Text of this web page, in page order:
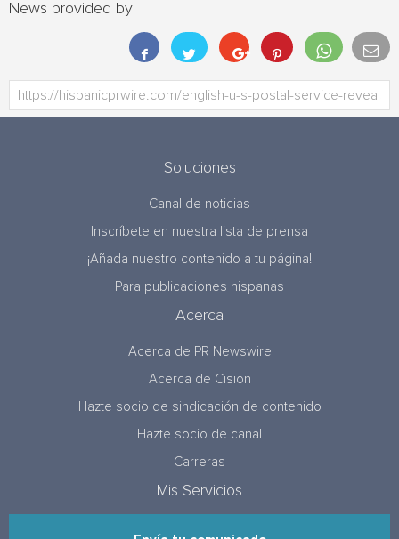
News provided by:
Soluciones
Canal de noticias
Inscríbete en nuestra lista de prensa
¡Añada nuestro contenido a tu página!
Para publicaciones hispanas
Acerca
Acerca de PR Newswire
Acerca de Cision
Hazte socio de sindicación de contenido
Hazte socio de canal
Carreras
Mis Servicios